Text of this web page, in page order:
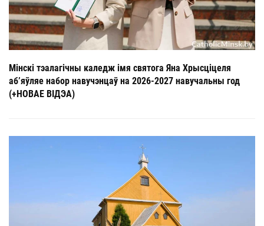
Мінскі тэалагічны каледж імя святога Яна Хрысціцеля
аб’яўляе набор навучэнцаў на 2026-2027 навучальны год
(+НОВАЕ ВІДЭА)